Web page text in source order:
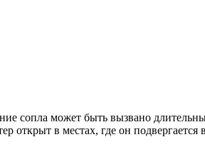
сопла может быть вызвано
открыт в местах, где он